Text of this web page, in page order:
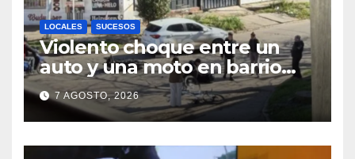
LOCALES SUCESOS
Violento choque entre un
auto y una moto en barrio
Alvear: una mujer quedó
tendida sobre la calzada
7 AGOSTO, 2026